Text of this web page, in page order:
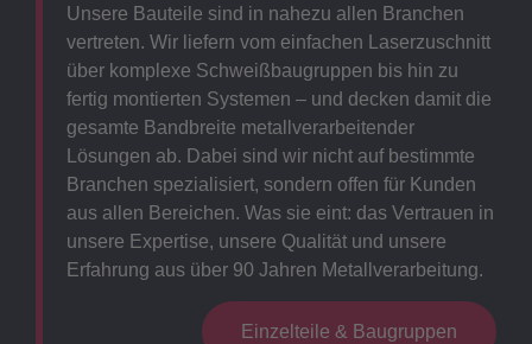
Unsere Bauteile sind in nahezu allen Branchen
vertreten. Wir liefern vom einfachen Laserzuschnitt
über komplexe Schweißbaugruppen bis hin zu
fertig montierten Systemen – und decken damit die
gesamte Bandbreite metallverarbeitender
Lösungen ab. Dabei sind wir nicht auf bestimmte
Branchen spezialisiert, sondern offen für Kunden
aus allen Bereichen. Was sie eint: das Vertrauen in
unsere Expertise, unsere Qualität und unsere
Erfahrung aus über 90 Jahren Metallverarbeitung.
Einzelteile & Baugruppen